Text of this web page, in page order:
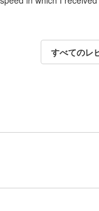
すべてのレ